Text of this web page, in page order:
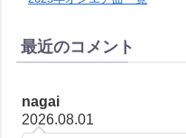
最近のコメント
nagai
2026.08.01